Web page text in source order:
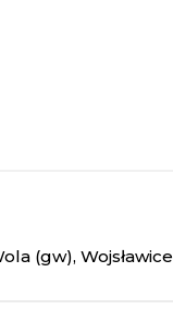
(gw), Wojsławice